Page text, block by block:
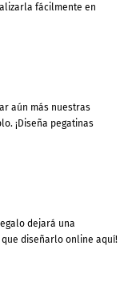
fácilmente en
aún más nuestras
¡Diseña pegatinas
dejará una
diseñarlo online aquí!